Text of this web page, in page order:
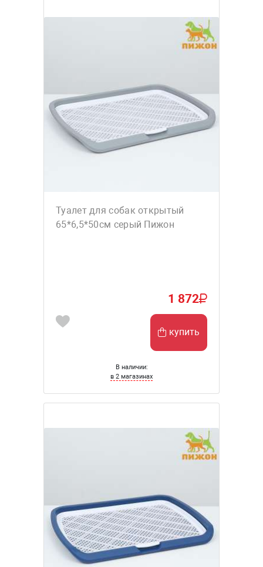
Туалет для собак открытый
65*6,5*50см серый Пижон
1 872
купить
В наличии:
в 2 магазинах